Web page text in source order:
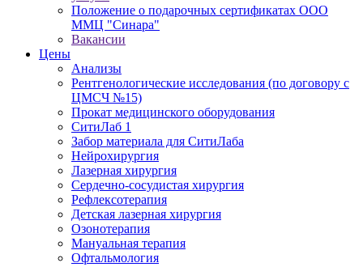
Положение о подарочных сертификатах ООО
ММЦ "Синара"
Вакансии
Цены
Анализы
Рентгенологические исследования (по договору с
ЦМСЧ №15)
Прокат медицинского оборудования
СитиЛаб 1
Забор материала для СитиЛаба
Нейрохирургия
Лазерная хирургия
Сердечно-сосудистая хирургия
Рефлексотерапия
Детская лазерная хирургия
Озонотерапия
Мануальная терапия
Офтальмология